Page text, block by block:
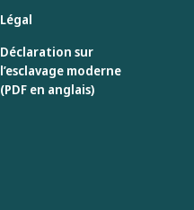
Légal
Déclaration sur
l’esclavage moderne
(PDF en anglais)